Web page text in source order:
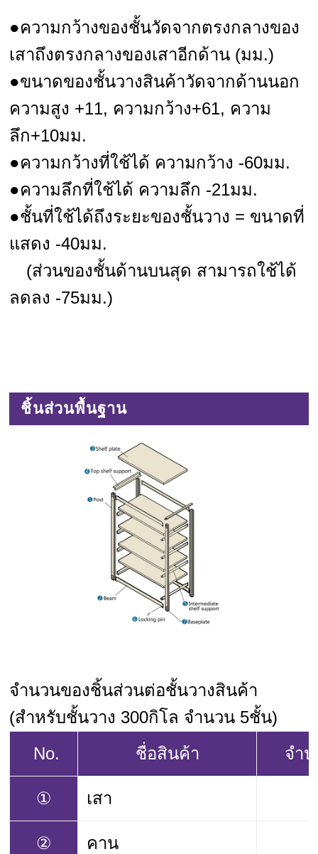
●ความกว้างของชั้นวัดจากตรงกลางของ
เสาถึงตรงกลางของเสาอีกด้าน (มม.)
●ขนาดของชั้นวางสินค้าวัดจากด้านนอก
ความสูง +11, ความกว้าง+61, ความ
ลึก+10มม.
●ความกว้างที่ใช้ได้ ความกว้าง -60มม.
●ความลึกที่ใช้ได้ ความลึก -21มม.
●ชั้นที่ใช้ได้ถึงระยะของชั้นวาง = ขนาดที่
แสดง -40มม.
(ส่วนของชั้นด้านบนสุด สามารถใช้ได้
ลดลง -75มม.)
ชิ้นส่วนพื้นฐาน
จำนวนของชิ้นส่วนต่อชั้นวางสินค้า
(สำหรับชั้นวาง 300กิโล จำนวน 5ชั้น)
No.
ชื่อสินค้า จำ
① เสา
② คาน